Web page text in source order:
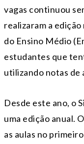
vagas continuou
realizaram a
do Ensino Médio
estudantes que
utilizando notas de
Desde este ano, o
uma edição anual.
as aulas no